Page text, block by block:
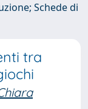
Schede di
tra